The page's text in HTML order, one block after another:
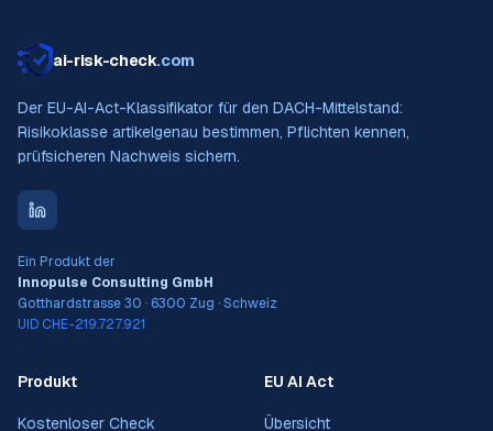
ai-risk-check.com
Der EU-AI-Act-Klassifikator für den DACH-Mittelstand:
Risikoklasse artikelgenau bestimmen, Pflichten kennen,
prüfsicheren Nachweis sichern.
Ein Produkt der
Innopulse Consulting GmbH
Gotthardstrasse 30 · 6300 Zug · Schweiz
UID CHE-219.727.921
Produkt
Kostenloser Check
EU AI Act
Übersicht